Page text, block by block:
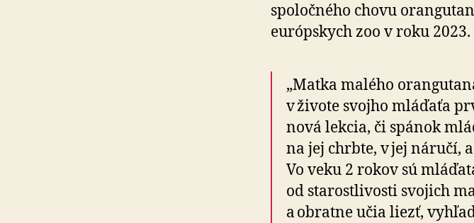
spoločného chovu
európskych zoo v roku 2023.
„Matka malého
v živote svojho mláďaťa
nová lekcia, či spánok
na jej chrbte, v jej náručí,
Vo veku 2 rokov sú
od starostlivosti svojich
a obratne učia liezť,